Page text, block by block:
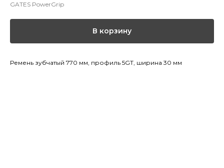
GATES PowerGrip
В корзину
Ремень зубчатый 770 мм, профиль 5GT, ширина 30 мм